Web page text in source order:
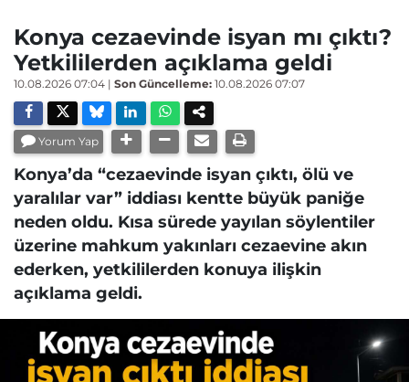
Konya cezaevinde isyan mı çıktı?
Yetkililerden açıklama geldi
10.08.2026 07:04 | Son Güncelleme: 10.08.2026 07:07
Yorum Yap
Konya’da “cezaevinde isyan çıktı, ölü ve
yaralılar var” iddiası kentte büyük paniğe
neden oldu. Kısa sürede yayılan söylentiler
üzerine mahkum yakınları cezaevine akın
ederken, yetkililerden konuya ilişkin
açıklama geldi.